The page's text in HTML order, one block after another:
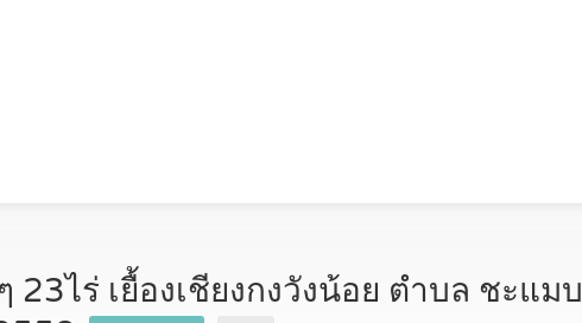
ไร่ เยื้องเชียงกงวังน้อย ตำบล ชะแมบ